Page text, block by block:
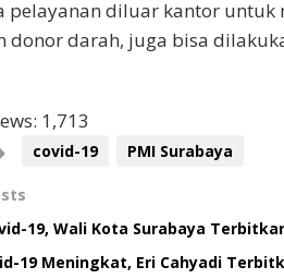
pelayanan diluar kantor
donor darah, juga bisa
1,713
covid-19 PMI Surabaya
19, Wali Kota Surabaya
19 Meningkat, Eri Cahyadi